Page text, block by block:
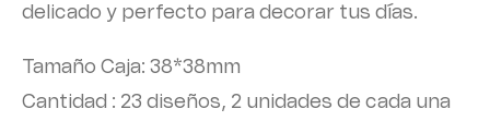
delicado y perfecto para decorar tus días.
Tamaño Caja: 38*38mm
Cantidad : 23 diseños, 2 unidades de cada una